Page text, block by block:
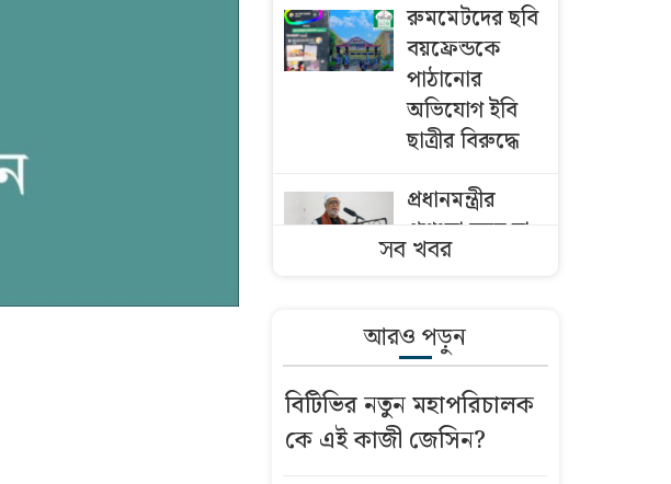
রুমমেটদের ছবি
বয়ফ্রেন্ডকে
পাঠানোর
অভিযোগ ইবি
ছাত্রীর বিরুদ্ধে
প্রধানমন্ত্রীর
প্রশংসা করে যা
বললেন কাদের
ট্রেনের ৪ বগি
লাইনচ্যুত, ঢাকা-
ময়মনসিংহ
রেলপথ বন্ধ
সব খবর
আরও পড়ুন
বিটিভির নতুন মহাপরিচালক
কে এই কাজী জেসিন?